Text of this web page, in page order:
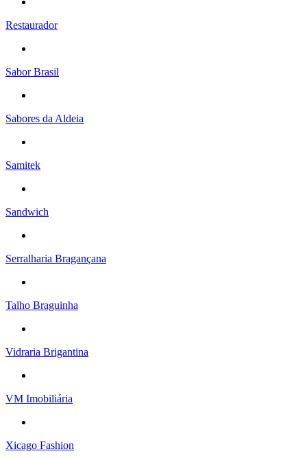
Restaurador
Sabor Brasil
Sabores da Aldeia
Samitek
Sandwich
Serralharia Bragançana
Talho Braguinha
Vidraria Brigantina
VM Imobiliária
Xicago Fashion